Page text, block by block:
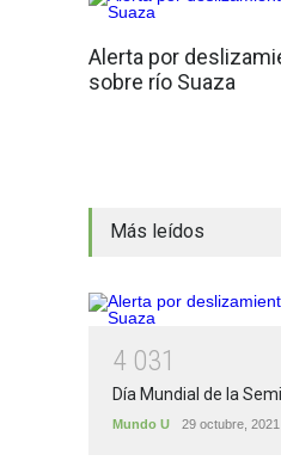
Alerta por
sobre río Suaza
Más leídos
4 031
Día Mundial de la
Mundo U 29 octubre, 2021